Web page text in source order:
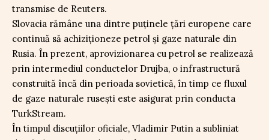
transmise de Reuters.
Slovacia rămâne una dintre puținele țări europene care
continuă să achiziționeze petrol și gaze naturale din
Rusia. În prezent, aprovizionarea cu petrol se realizează
prin intermediul conductelor Drujba, o infrastructură
construită încă din perioada sovietică, în timp ce fluxul
de gaze naturale rusești este asigurat prin conducta
TurkStream.
În timpul discuțiilor oficiale, Vladimir Putin a subliniat